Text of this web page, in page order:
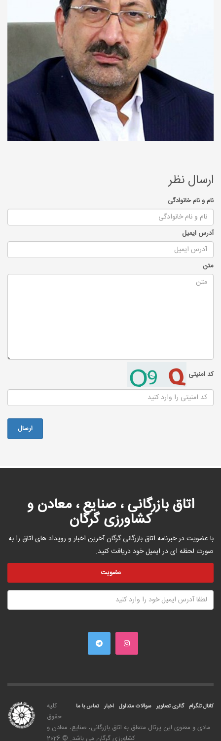
ارسال نظر
نام و نام خانوادگی
آدرس ایمیل
متن
کد امنیتی
اتاق بازرگانی ، صنایع ، معادن و
کشاورزی گرگان
با عضویت در خبرنامه اتاق بازرگانی گرگان آخرین اخبار و رویداد های اتاق را به
صورت لحظه ای در ایمیل خود دریافت کنید.
تماس با ما اخبار سوالات متداول گالری تصاویر کانال تلگرام
کليه
حقوق
مادی و معنوی اين پرتال متعلق به اتاق بازرگانی، صنايع، معادن و
کشاورزی گرگان می باشد. © 2026